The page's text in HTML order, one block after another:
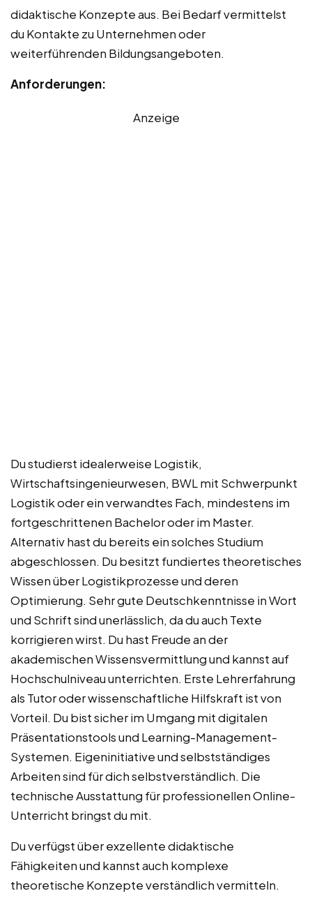
didaktische Konzepte aus. Bei Bedarf vermittelst
du Kontakte zu Unternehmen oder
weiterführenden Bildungsangeboten.
Anforderungen:
Anzeige
Du studierst idealerweise Logistik,
Wirtschaftsingenieurwesen, BWL mit Schwerpunkt
Logistik oder ein verwandtes Fach, mindestens im
fortgeschrittenen Bachelor oder im Master.
Alternativ hast du bereits ein solches Studium
abgeschlossen. Du besitzt fundiertes theoretisches
Wissen über Logistikprozesse und deren
Optimierung. Sehr gute Deutschkenntnisse in Wort
und Schrift sind unerlässlich, da du auch Texte
korrigieren wirst. Du hast Freude an der
akademischen Wissensvermittlung und kannst auf
Hochschulniveau unterrichten. Erste Lehrerfahrung
als Tutor oder wissenschaftliche Hilfskraft ist von
Vorteil. Du bist sicher im Umgang mit digitalen
Präsentationstools und Learning-Management-
Systemen. Eigeninitiative und selbstständiges
Arbeiten sind für dich selbstverständlich. Die
technische Ausstattung für professionellen Online-
Unterricht bringst du mit.
Du verfügst über exzellente didaktische
Fähigkeiten und kannst auch komplexe
theoretische Konzepte verständlich vermitteln.